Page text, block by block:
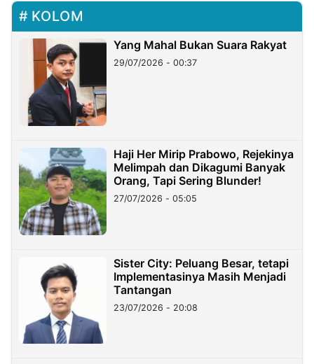
KOLOM
Yang Mahal Bukan Suara Rakyat
29/07/2026 - 00:37
Haji Her Mirip Prabowo, Rejekinya
Melimpah dan Dikagumi Banyak
Orang, Tapi Sering Blunder!
27/07/2026 - 05:05
Sister City: Peluang Besar, tetapi
Implementasinya Masih Menjadi
Tantangan
23/07/2026 - 20:08